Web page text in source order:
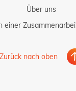
Über uns
einer
Zurück nach oben